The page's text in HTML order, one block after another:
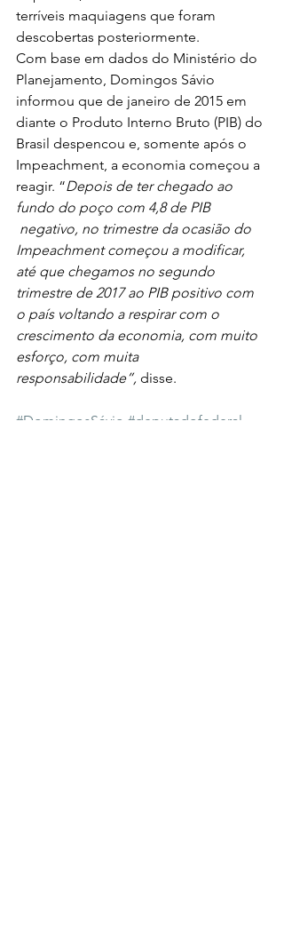
terríveis maquiagens que foram
descobertas posteriormente.
Com base em dados do Ministério do
Planejamento, Domingos Sávio
informou que de janeiro de 2015 em
diante o Produto Interno Bruto (PIB) do
Brasil despencou e, somente após o
Impeachment, a economia começou a
reagir. “Depois de ter chegado ao
fundo do poço com 4,8 de PIB
negativo, no trimestre da ocasião do
Impeachment começou a modificar,
até que chegamos no segundo
trimestre de 2017 ao PIB positivo com
o país voltando a respirar com o
crescimento da economia, com muito
esforço, com muita
responsabilidade”, disse.
#DomingosSávio #deputadofederal